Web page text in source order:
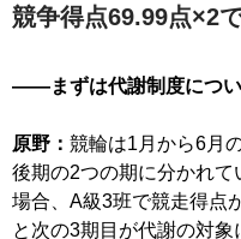
競争得点69.99点×2
――まずは代謝制度につい
原野： 競輪は1月から6月
後期の2つの期に分かれ
場合、A級3班で競走得点
と次の3期目が代謝の対